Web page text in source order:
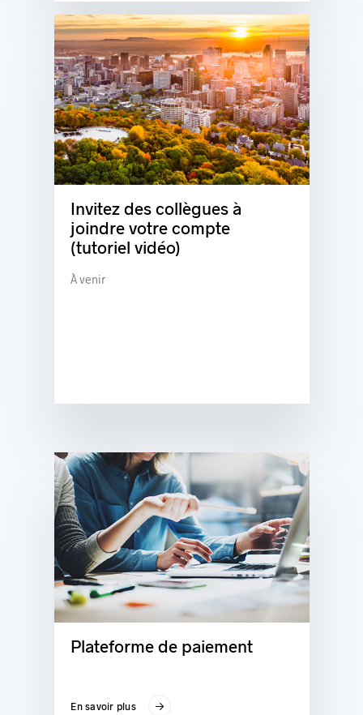
Invitez des collègues à
joindre votre compte
(tutoriel vidéo)
À venir
Plateforme de paiement
En savoir plus